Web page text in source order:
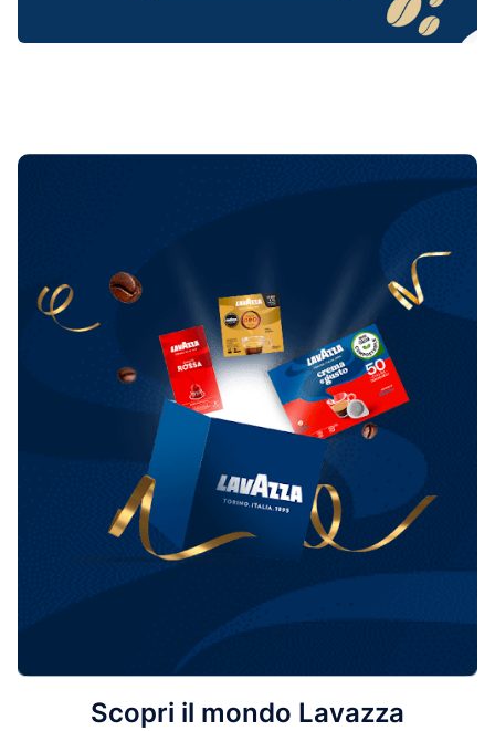
Scopri il mondo Lavazza